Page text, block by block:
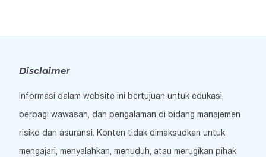
Disclaimer
Informasi dalam website ini bertujuan untuk edukasi,
berbagi wawasan, dan pengalaman di bidang manajemen
risiko dan asuransi. Konten tidak dimaksudkan untuk
mengajari, menyalahkan, menuduh, atau merugikan pihak